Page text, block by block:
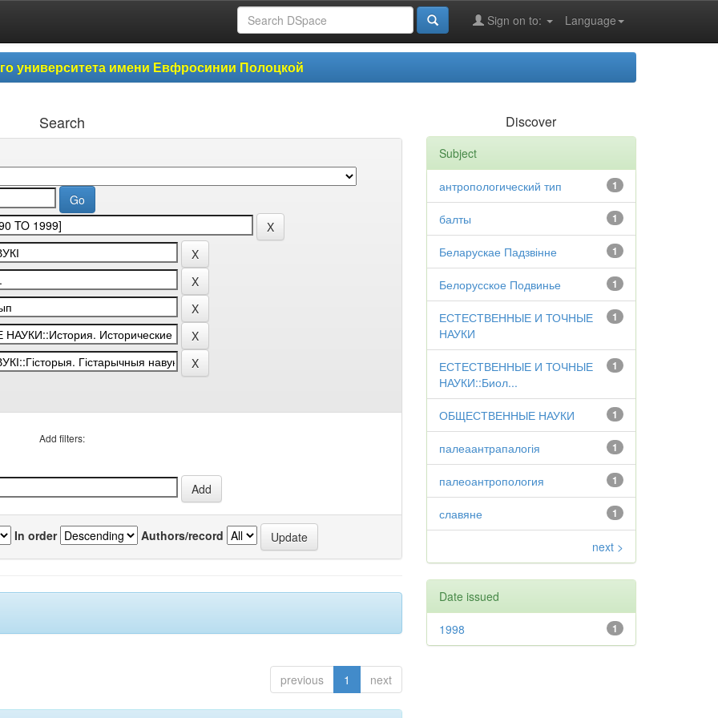
Language
Sign on to:
университета имени Евфросинии Полоцкой
Search
Add filters:
In order Authors/record
previous 1 next
Discover
Subject
1
антропологический тип
1
балты
1
Беларускае Падзвінне
1
Белорусское Подвинье
1
ЕСТЕСТВЕННЫЕ И ТОЧНЫЕ
НАУКИ
1
ЕСТЕСТВЕННЫЕ И ТОЧНЫЕ
НАУКИ::Биол...
1
ОБЩЕСТВЕННЫЕ НАУКИ
1
палеаантрапалогія
1
палеоантропология
1
славяне
next >
Date issued
1
1998